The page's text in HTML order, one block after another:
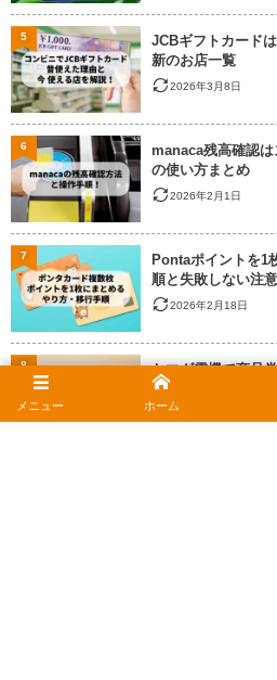
JCBギフトカード
新のお店一覧
2026年3月8日
5
manaca残高確認
の使い方まとめ
2026年2月1日
6
Pontaポイントを1
順と失敗しない注
2026年2月18日
7
ヤマダ電機で商品
ドの種類とポイント
2026年2月18日
8
メニュー ホーム